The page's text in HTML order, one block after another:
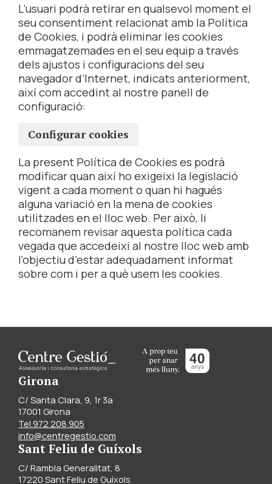
L’usuari podrà retirar en qualsevol moment el
seu consentiment relacionat amb la Política
de Cookies, i podrà eliminar les cookies
emmagatzemades en el seu equip a través
dels ajustos i configuracions del seu
navegador d’Internet, indicats anteriorment,
així com accedint al nostre panell de
configuració:
Configurar cookies
La present Política de Cookies es podrà
modificar quan així ho exigeixi la legislació
vigent a cada moment o quan hi hagués
alguna variació en la mena de cookies
utilitzades en el lloc web. Per això, li
recomanem revisar aquesta política cada
vegada que accedeixi al nostre lloc web amb
l’objectiu d’estar adequadament informat
sobre com i per a què usem les cookies.
Girona
C/ Santa Clara, 9, 1r 3a
17001 Girona
Tel.972 208 905
info@centregestio.com
Sant Feliu de Guíxols
C/ Rambla Generalitat, 8
17220 Sant Feliu de Guíxols